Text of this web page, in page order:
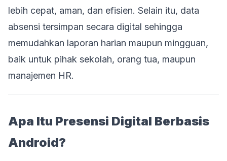
lebih cepat, aman, dan efisien. Selain itu, data
absensi tersimpan secara digital sehingga
memudahkan laporan harian maupun mingguan,
baik untuk pihak sekolah, orang tua, maupun
manajemen HR.
Apa Itu Presensi Digital Berbasis
Android?